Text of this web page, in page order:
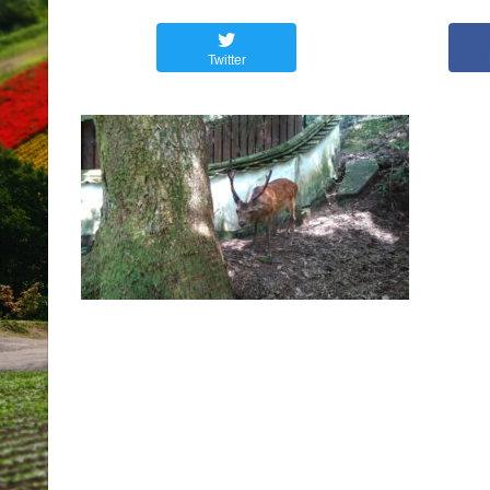
Twitter